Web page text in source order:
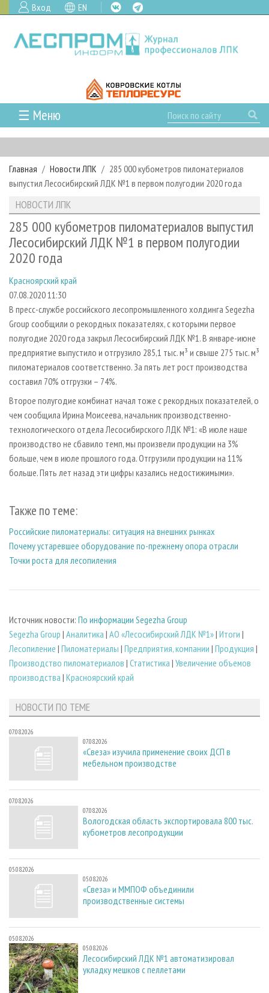
Вход EN
☰ Меню
ГЛАВНАЯ
РУБРИКИ И ТЕМЫ
РУБРИКИ ЖУРНАЛА
ЛЕСОЗАГОТОВКА
ЛЕСОПИЛЕНИЕ
ДЕРЕВООБРАБОТКА
СУШКА ДРЕВЕСИНЫ
ПРОИЗВОДСТВО ДРЕВЕСНЫХ ПЛИТ
ДЕРЕВЯННОЕ ДОМОСТРОЕНИЕ
ПРОИЗВОДСТВО МЕБЕЛИ
БИОЭНЕРГЕТИКА
ЦБП
ИНСТРУМЕНТ И МАТЕРИАЛЫ
НОВОСТИ
НОВОСТИ ЛПК
НОВОСТИ ЖУРНАЛА
НОВОСТИ КОМПАНИЙ
ПРОЕКТЫ ЛПИ
АНАЛИТИКА
ПРЕДПРИЯТИЯ ЛПК
ЛЕСНЫЕ РЕГИОНЫ РОССИИ
ПЕРСОНЫ
МОБИЛЬНЫЕ ВЫСТАВКИ
ОФИЦИАЛЬНЫЕ ДЕЛЕГАЦИИ
ПРИОРИТЕТНЫЕ ИНВЕСТПРОЕКТЫ
RUSSIAN FORESTRY REVIEW
ГАЗЕТА ЛЕСПРОМФОРУМ
БИБЛИОТЕКА СПЕЦИАЛИСТА
АРХИВ
АРХИВ ЖУРНАЛОВ
СТАТЬИ
О ЖУРНАЛЕ
ПОДПИСКА
КОНТАКТЫ
РЕКЛАМОДАТЕЛЯМ
РЕКЛАМА
РЕКЛАМА НА САЙТЕ
Главная Новости ЛПК
285 000 кубометров пиломатериалов
выпустил Лесосибирский ЛДК №1 в первом полугодии 2020 года
НОВОСТИ ЛПК
285 000 кубометров пиломатериалов выпустил
Лесосибирский ЛДК №1 в первом полугодии
2020 года
Красноярский край
07.08.2020 11:30
В пресс-службе российского лесопромышленного холдинга Segezha
Group сообщили о рекордных показателях, с которыми первое
полугодие 2020 года закрыл Лесосибирский ЛДК №1. В январе-июне
предприятие выпустило и отгрузило 285,1 тыс. м³ и свыше 275 тыс. м³
пиломатериалов соответственно. За пять лет рост производства
составил 70% отгрузки – 74%.
Второе полугодие комбинат начал тоже с рекордных показателей, о
чем сообщила Ирина Моисеева, начальник производственно-
технологического отдела Лесосибирского ЛДК №1: «В июле наше
производство не сбавило темп, мы произвели продукции на 3%
больше, чем в июле прошлого года. Отгрузили продукции на 11%
больше. Пять лет назад эти цифры казались недостижимыми».
Также по теме:
Российские пиломатериалы: ситуация на внешних рынках
Почему устаревшее оборудование по-прежнему опора отрасли
Точки роста для лесопиления
Источник новости: По информации Segezha Group
Segezha Group | Аналитика | АО «Лесосибирский ЛДК №1»| Итоги |
Лесопиление | Пиломатериалы | Предприятия, компании | Продукция |
Производство пиломатериалов | Статистика | Увеличение объемов
производства | Красноярский край
НОВОСТИ ПО ТЕМЕ
07.08.2026
07.08.2026
«Свеза» изучила применение своих ДСП в
мебельном производстве
07.08.2026
07.08.2026
Вологодская область экспортировала 800 тыс.
кубометров лесопродукции
05.08.2026
05.08.2026
«Свеза» и ММПОФ объединили
производственные системы
05.08.2026
05.08.2026
Лесосибирский ЛДК №1 автоматизировал
укладку мешков с пеллетами